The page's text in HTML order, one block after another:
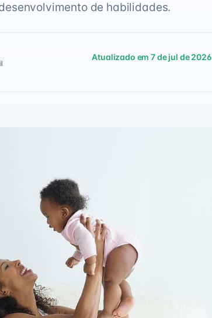
de habilidades.
Atualizado em 7 de jul de 2026